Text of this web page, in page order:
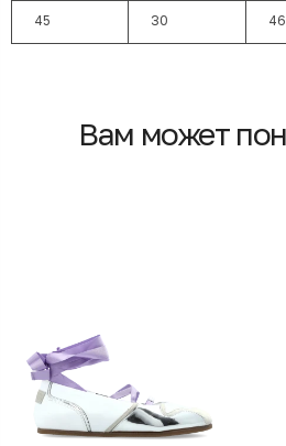
45 30 46
Вам может